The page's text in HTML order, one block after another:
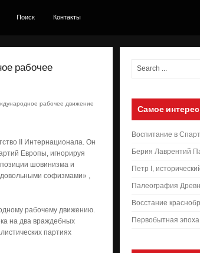
Поиск Контакты
рабочее
рабочее движение
II Интернационала. Он
Европы, игнорируя
шовинизма и
софизмами» ,
рабочему движению.
на два враждебных
партиях
Самое
Воспитание в
Берия Лаврентий
Петр I,
Палеография
Восстание
Первобытная